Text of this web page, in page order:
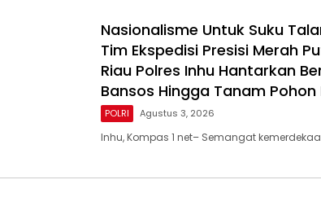
Nasionalisme Untuk Suku
Tim Ekspedisi Presisi Merah
Riau Polres Inhu Hantarkan
Bansos Hingga Tanam
POLRI Agustus 3, 2026
Inhu, Kompas 1 net– Semangat